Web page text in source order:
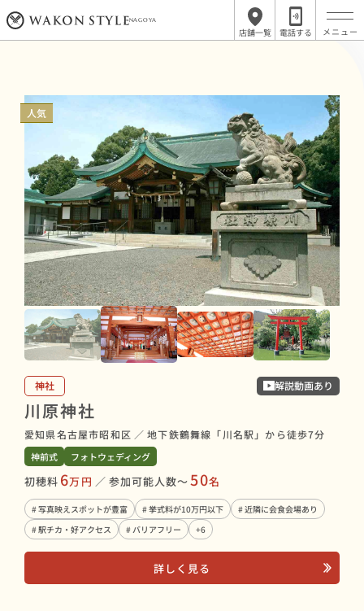
NAGOYA
店舗一覧 電話する
トップ名古屋周辺の神社・仏閣一覧
人気
神社 解説動画あり
川原神社
愛知県名古屋市昭和区 ／ 地下鉄鶴舞線「川名駅」から徒歩7分
神前式 フォトウェディング
初穂料 6万円 ／ 参加可能人数〜50名
# 写真映えスポットが豊富 # 挙式料が10万円以下
# 近隣に会食会場あり
# 駅チカ・好アクセス
# バリアフリー +6
詳しく見る